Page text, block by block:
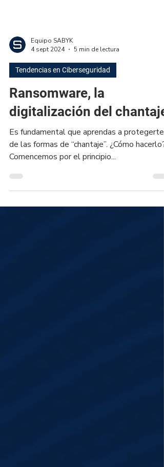
Equipo SABYK
4 sept 2024
5 min de lectura
Tendencias en Ciberseguridad
Ransomware, la
digitalización del chantaje
Es fundamental que aprendas a protegerte
de las formas de “chantaje”. ¿Cómo hacerlo?